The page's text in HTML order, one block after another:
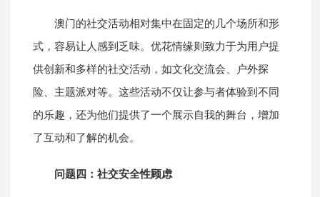
澳门的社交活动相对集中在固定的几个场所和形
式，容易让人感到乏味。优花情缘则致力于为用户提
供创新和多样的社交活动，如文化交流会、户外探
险、主题派对等。这些活动不仅让参与者体验到不同
的乐趣，还为他们提供了一个展示自我的舞台，增加
了互动和了解的机会。
问题四：社交安全性顾虑